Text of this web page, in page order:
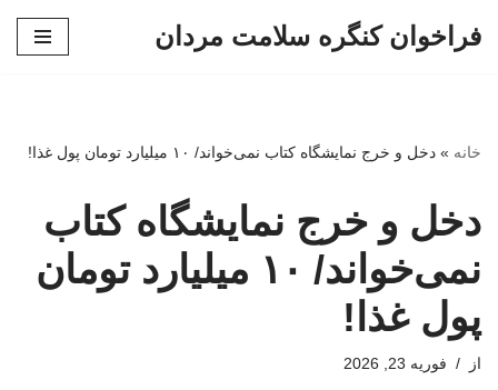
فراخوان کنگره سلامت مردان
خانه » دخل و خرج نمایشگاه کتاب نمی‌خواند/ ۱۰ میلیارد تومان پول غذا!
دخل و خرج نمایشگاه کتاب
نمی‌خواند/ ۱۰ میلیارد تومان
پول غذا!
از فوریه 23, 2026